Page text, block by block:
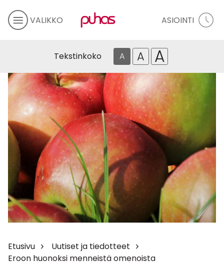
VALIKKO ASIOINTI
Tekstinkoko A A A
Etusivu
Uutiset ja tiedotteet
Eroon huonoksi menneistä omenoista